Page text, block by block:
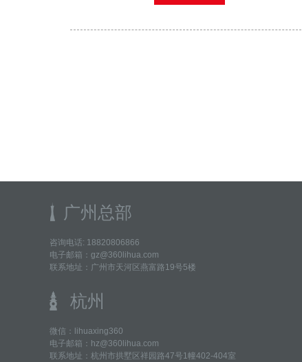
广州总部
咨询电话: 18820806866
电子邮箱：gz@360lihua.com
联系地址：广州市天河区燕富路19号5楼
杭州
微信：lihuaxing360
电子邮箱：hz@360lihua.com
联系地址：杭州市拱墅区祥园路47号1幢402-404室